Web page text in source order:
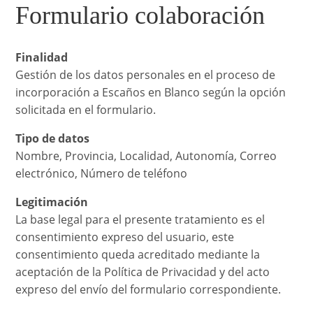
Formulario colaboración
Finalidad
Gestión de los datos personales en el proceso de
incorporación a Escaños en Blanco según la opción
solicitada en el formulario.
Tipo de datos
Nombre, Provincia, Localidad, Autonomía, Correo
electrónico, Número de teléfono
Legitimación
La base legal para el presente tratamiento es el
consentimiento expreso del usuario, este
consentimiento queda acreditado mediante la
aceptación de la Política de Privacidad y del acto
expreso del envío del formulario correspondiente.